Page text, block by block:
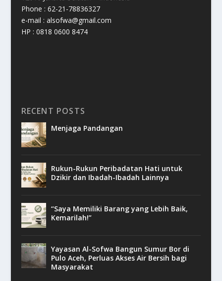
Phone : 62-21-78836327
e-mail : alsofwa@gmail.com
HP : 0818 0600 8474
RECENT POSTS
Menjaga Pandangan
Rukun-Rukun Peribadatan Hati untuk
Dzikir dan Ibadah-Ibadah Lainnya
“Saya Memiliki Barang yang Lebih Baik,
Kemarilah!”
Yayasan Al-Sofwa Bangun Sumur Bor di
Pulo Aceh, Perluas Akses Air Bersih bagi
Masyarakat